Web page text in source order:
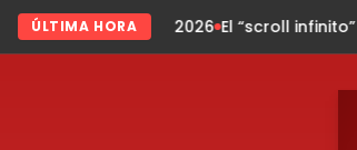
ÚLTIMA HORA
2026 El “scroll infinito” no solo consume